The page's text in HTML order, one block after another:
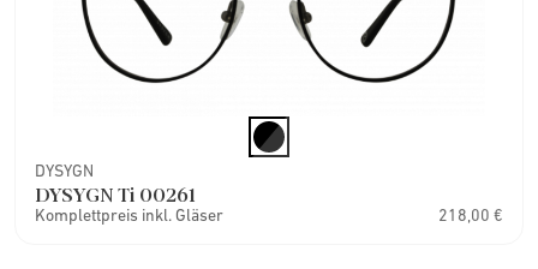
DYSYGN
DYSYGN Ti 00261
Komplettpreis inkl. Gläser 218,00 €